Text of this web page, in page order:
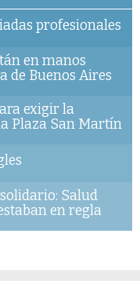
profesionales
en manos
de Buenos Aires
exigir la
Plaza San Martín
Salud
en regla